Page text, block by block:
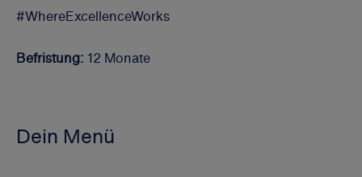
#WhereExcellenceWorks
Befristung: 12 Monate
Dein Menü